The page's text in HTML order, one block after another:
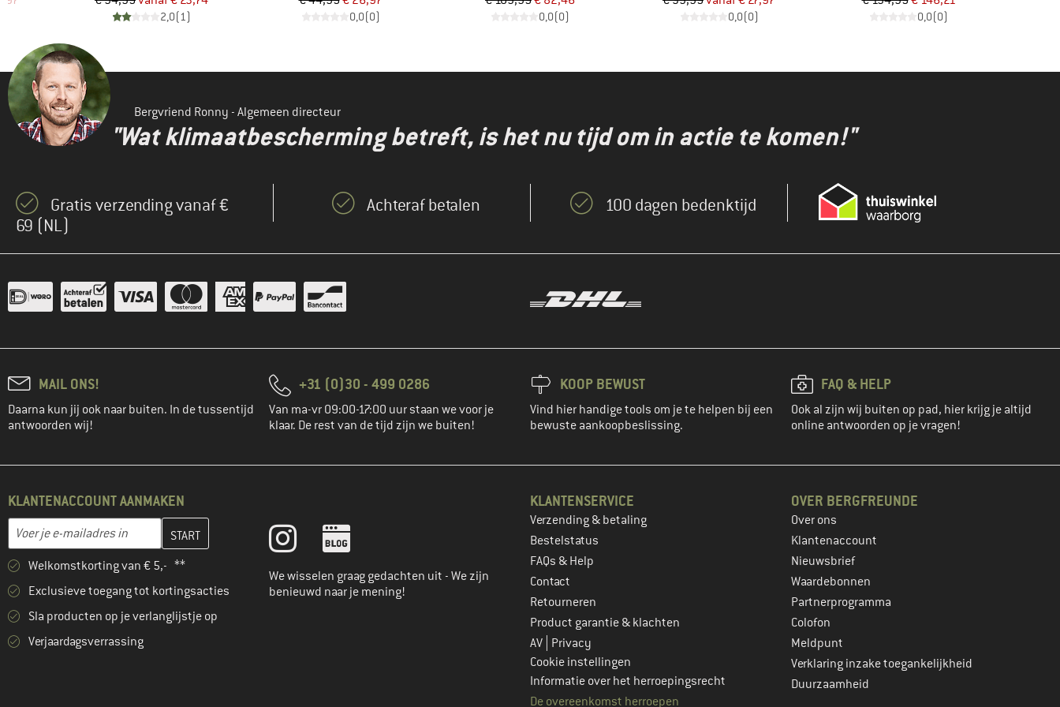
2,0(1) 0,0(0) 0,0(0) 0,0(0) 0,0(0)
Bergvriend Ronny - Algemeen directeur
"Wat klimaatbescherming betreft, is het nu tijd om in actie te komen!"
Gratis verzending vanaf €
69 (NL)
Achteraf betalen 100 dagen bedenktijd
MAIL ONS!
Daarna kun jij ook naar buiten. In de tussentijd
antwoorden wij!
+31 (0)30 - 499 0286
Van ma-vr 09:00-17:00 uur staan we voor je
klaar. De rest van de tijd zijn we buiten!
KOOP BEWUST
Vind hier handige tools om je te helpen bij een
bewuste aankoopbeslissing.
FAQ & HELP
Ook al zijn wij buiten op pad, hier krijg je altijd
online antwoorden op je vragen!
KLANTENACCOUNT AANMAKEN
E-mailadres
Vul je e-mailadres hier in en maak in de volgende stap je klantenaccount aan
Welkomstkorting van € 5,- **
Exclusieve toegang tot kortingsacties
Sla producten op je verlanglijstje op
Verjaardagsverrassing
We wisselen graag gedachten uit - We zijn
benieuwd naar je mening!
KLANTENSERVICE
Verzending & betaling
Bestelstatus
FAQs & Help
Contact
Retourneren
Product garantie & klachten
AV Privacy
Cookie instellingen
Informatie over het herroepingsrecht
De overeenkomst herroepen
OVER BERGFREUNDE
Over ons
Klantenaccount
Nieuwsbrief
Waardebonnen
Partnerprogramma
Colofon
Meldpunt
Verklaring inzake toegankelijkheid
Duurzaamheid